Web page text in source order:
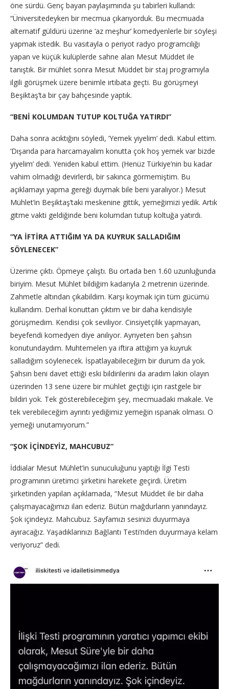
öne sürdü. Genç bayan paylaşımında şu tabirleri kullandı:
“Üniversitedeyken bir mecmua çıkarıyorduk. Bu mecmuada
alternatif güldürü üzerine ‘az meşhur’ komedyenlerle bir söyleşi
yapmak istedik. Bu vasıtayla o periyot radyo programcılığı
yapan ve küçük kulüplerde sahne alan Mesut Müddet ile
tanıştık. Bir mühlet sonra Mesut Müddet bir staj programıyla
ilgili görüşmek üzere benimle irtibata geçti. Bu görüşmeyi
Beşiktaş’ta bir çay bahçesinde yaptık.
“BENİ KOLUMDAN TUTUP KOLTUĞA YATIRDI”
Daha sonra acıktığını söyledi, ‘Yemek yiyelim’ dedi. Kabul ettim.
‘Dışarıda para harcamayalım konutta çok hoş yemek var bizde
yiyelim’ dedi. Yeniden kabul ettim. (Henüz Türkiye’nin bu kadar
vahim olmadığı devirlerdi, bir sakınca görmemiştim. Bu
açıklamayı yapma gereği duymak bile beni yaralıyor.) Mesut
Mühlet’in Beşiktaş’taki meskenine gittik, yemeğimizi yedik. Artık
gitme vakti geldiğinde beni kolumdan tutup koltuğa yatırdı.
“YA İFTİRA ATTIĞIM YA DA KUYRUK SALLADIĞIM
SÖYLENECEK”
Üzerime çıktı. Öpmeye çalıştı. Bu ortada ben 1.60 uzunluğunda
biriyim. Mesut Mühlet bildiğim kadarıyla 2 metrenin üzerinde.
Zahmetle altından çıkabildim. Karşı koymak için tüm gücümü
kullandım. Derhal konuttan çıktım ve bir daha kendisiyle
görüşmedim. Kendisi çok seviliyor. Cinsiyetçilik yapmayan,
beyefendi komedyen diye anılıyor. Ayrıyeten ben şahsın
konutundaydım. Muhtemelen ya iftira attığım ya kuyruk
salladığım söylenecek. İspatlayabileceğim bir durum da yok.
Şahsın beni davet ettiği eski bildirilerini da aradım lakin olayın
üzerinden 13 sene üzere bir mühlet geçtiği için rastgele bir
bildiri yok. Tek gösterebileceğim şey, mecmuadaki makale. Ve
tek verebileceğim ayrıntı yediğimiz yemeğin ıspanak olması. O
yemeği unutamıyorum.”
“ŞOK İÇİNDEYİZ, MAHCUBUZ”
İddialar Mesut Mühlet’in sunuculuğunu yaptığı İlgi Testi
programının üretimci şirketini harekete geçirdi. Üretim
şirketinden yapılan açıklamada, “Mesut Müddet ile bir daha
çalışmayacağımızı ilan ederiz. Bütün mağdurların yanındayız.
Şok içindeyiz. Mahcubuz. Sayfamızı sesinizi duyurmaya
ayıracağız. Yaşadıklarınızı Bağlantı Testi’nden duyurmaya kelam
veriyoruz” dedi.